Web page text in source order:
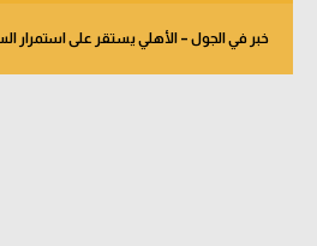
خبر في الجول – الأهلي يستقر على استمرار